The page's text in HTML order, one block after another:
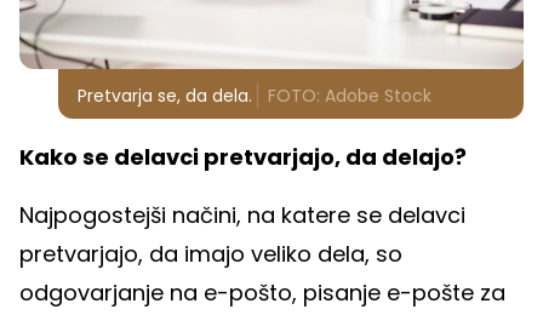
Pretvarja se, da dela. FOTO: Adobe Stock
Kako se delavci pretvarjajo, da delajo?
Najpogostejši načini, na katere se delavci
pretvarjajo, da imajo veliko dela, so
odgovarjanje na e-pošto, pisanje e-pošte za